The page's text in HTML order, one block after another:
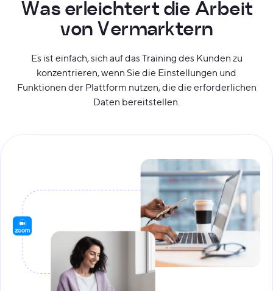
Was er eichtert die Arbeit
von Vermarktern
Es ist einfach, sich auf das Training des Kunden zu
konzentrieren, wenn Sie die Einstellungen und
Funktionen der Plattform nutzen, die die erforderlichen
Daten bereitstellen.